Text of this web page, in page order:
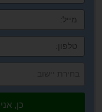
כן,